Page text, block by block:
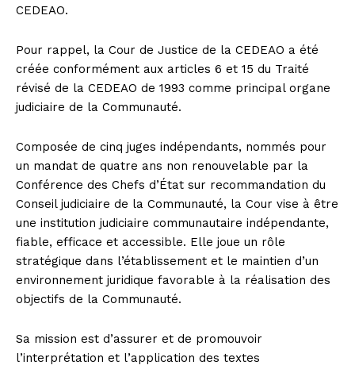
CEDEAO.
Pour rappel, la Cour de Justice de la CEDEAO a été
créée conformément aux articles 6 et 15 du Traité
révisé de la CEDEAO de 1993 comme principal organe
judiciaire de la Communauté.
Composée de cinq juges indépendants, nommés pour
un mandat de quatre ans non renouvelable par la
Conférence des Chefs d’État sur recommandation du
Conseil judiciaire de la Communauté, la Cour vise à être
une institution judiciaire communautaire indépendante,
fiable, efficace et accessible. Elle joue un rôle
stratégique dans l’établissement et le maintien d’un
environnement juridique favorable à la réalisation des
objectifs de la Communauté.
Sa mission est d’assurer et de promouvoir
l’interprétation et l’application des textes